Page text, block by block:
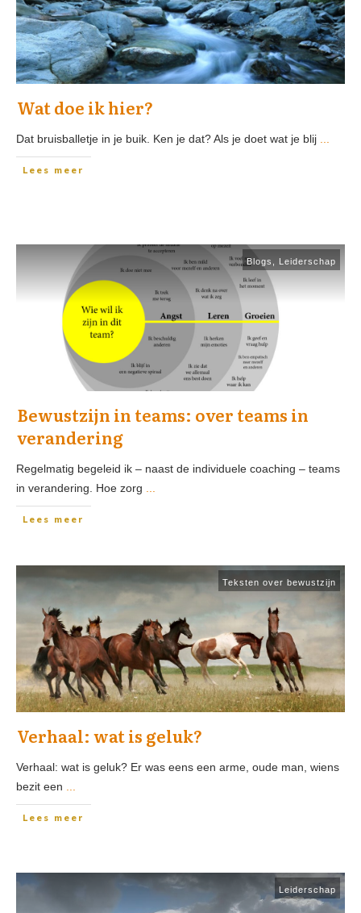
Wat doe ik hier?
Dat bruisballetje in je buik. Ken je dat? Als je doet wat je blij
Lees meer
Blogs Leiderschap
Bewustzijn in teams: over teams in
verandering
Regelmatig begeleid ik – naast de individuele coaching – teams
in verandering. Hoe zorg
Lees meer
Teksten over bewustzijn
Verhaal: wat is geluk?
Verhaal: wat is geluk? Er was eens een arme, oude man, wiens
bezit een
Lees meer
Leiderschap